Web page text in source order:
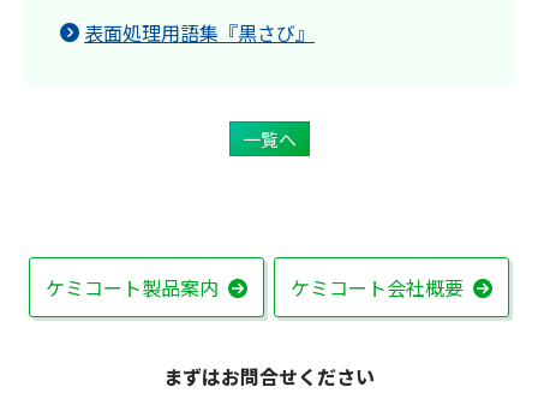
表面処理用語集『黒さび』
一覧へ
ケミコート製品案内 ケミコート会社概要
まずはお問合せください